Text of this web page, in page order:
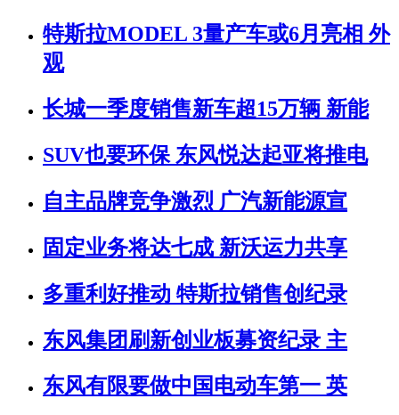
特斯拉MODEL 3量产车或6月亮相 外
观
长城一季度销售新车超15万辆 新能
SUV也要环保 东风悦达起亚将推电
自主品牌竞争激烈 广汽新能源宣
固定业务将达七成 新沃运力共享
多重利好推动 特斯拉销售创纪录
东风集团刷新创业板募资纪录 主
东风有限要做中国电动车第一 英